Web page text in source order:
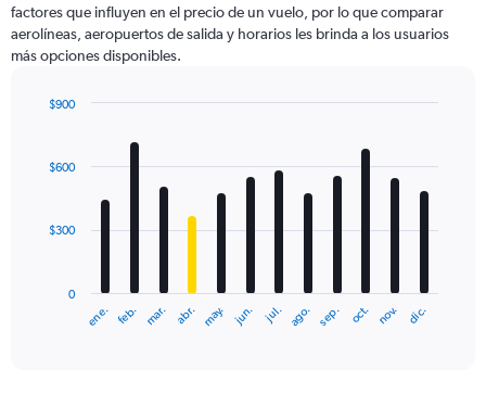
factores que influyen en el precio de un vuelo, por lo que comparar
aerolíneas, aeropuertos de salida y horarios les brinda a los usuarios
más opciones disponibles.
with
12
The
ene. feb. mar. abr. may. jun. jul. ago. sep. oct. nov. dic.
0
$300
$600
$900